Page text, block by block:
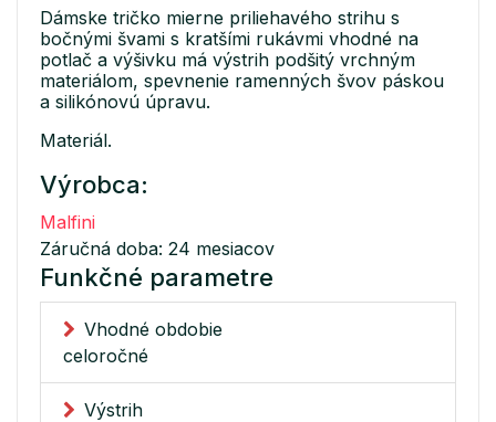
Dámske tričko mierne priliehavého strihu s
bočnými švami s kratšími rukávmi vhodné na
potlač a výšivku má výstrih podšitý vrchným
materiálom, spevnenie ramenných švov páskou
a silikónovú úpravu.
Materiál.
Výrobca:
Malfini
Záručná doba: 24 mesiacov
Funkčné parametre
Vhodné obdobie
celoročné
Výstrih